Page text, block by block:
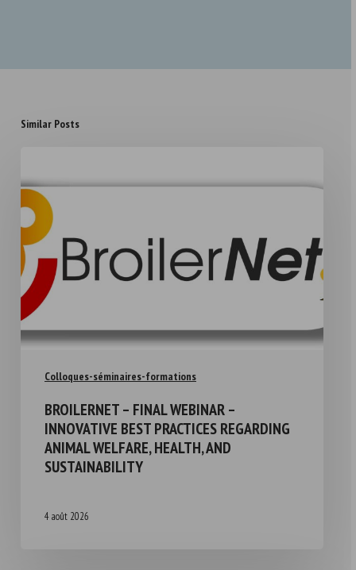
Similar Posts
Colloques-séminaires-formations
BROILERNET – FINAL WEBINAR –
INNOVATIVE BEST PRACTICES REGARDING
ANIMAL WELFARE, HEALTH, AND
SUSTAINABILITY
4 août 2026